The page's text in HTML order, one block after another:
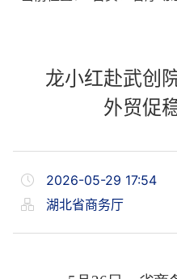
龙小红赴武创
外贸促
2026-05-29 17:54
湖北省商务厅